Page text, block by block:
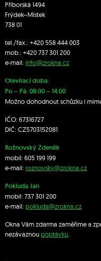
Příborská 1494
Frýdek–Místek
738 01
tel./fax.: +420 558 444 003
mob.: +420 737 301 200
e-mail: info@zrokna.cz
Otevírací doba:
Po – Pá: 08:00 – 14:00
Možno dohodnout schůzku i
IČO: 67316727
DIČ: CZ5703152081
Rožnovský Zdeněk
mobil: 605 199 199
e-mail: roznovsky@zrokna.cz
Pokluda Jan
mobil: 737 301 200
e-mail: pokluda@zrokna.cz
Okna Vám zdarma zaměříme a
nezávaznoupoptávku